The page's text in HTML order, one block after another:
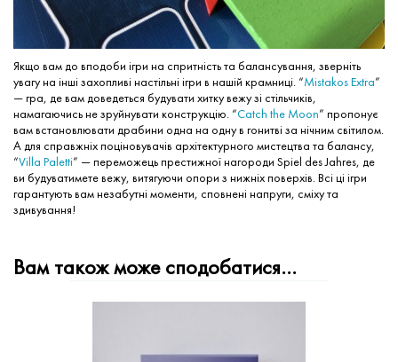
Якщо вам до вподоби ігри на спритність та балансування, зверніть
увагу на інші захопливі настільні ігри в нашій крамниці. “Mistakos Extra”
— гра, де вам доведеться будувати хитку вежу зі стільчиків,
намагаючись не зруйнувати конструкцію. “Catch the Moon” пропонує
вам встановлювати драбини одна на одну в гонитві за нічним світилом.
А для справжніх поціновувачів архітектурного мистецтва та балансу,
“Villa Paletti” — переможець престижної нагороди Spiel des Jahres, де
ви будуватимете вежу, витягуючи опори з нижніх поверхів. Всі ці ігри
гарантують вам незабутні моменти, сповнені напруги, сміху та
здивування!
Вам також може сподобатися…